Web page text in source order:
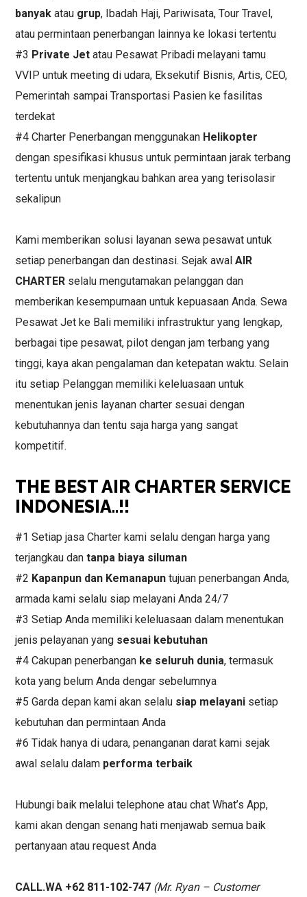
banyak atau grup, Ibadah Haji, Pariwisata, Tour Travel,
atau permintaan penerbangan lainnya ke lokasi tertentu
#3 Private Jet atau Pesawat Pribadi melayani tamu
VVIP untuk meeting di udara, Eksekutif Bisnis, Artis, CEO,
Pemerintah sampai Transportasi Pasien ke fasilitas
terdekat
#4 Charter Penerbangan menggunakan Helikopter
dengan spesifikasi khusus untuk permintaan jarak terbang
tertentu untuk menjangkau bahkan area yang terisolasir
sekalipun
Kami memberikan solusi layanan sewa pesawat untuk
setiap penerbangan dan destinasi. Sejak awalAIR
CHARTER selalu mengutamakan pelanggan dan
memberikan kesempurnaan untuk kepuasaan Anda. Sewa
Pesawat Jet ke Bali memiliki infrastruktur yang lengkap,
berbagai tipe pesawat, pilot dengan jam terbang yang
tinggi, kaya akan pengalaman dan ketepatan waktu. Selain
itu setiap Pelanggan memiliki keleluasaan untuk
menentukan jenis layanan charter sesuai dengan
kebutuhannya dan tentu saja harga yang sangat
kompetitif.
THE BEST AIR CHARTER SERVICE
INDONESIA..!!
#1 Setiap jasa Charter kami selalu dengan harga yang
terjangkau dantanpa biaya siluman
#2 Kapanpun dan Kemanapun tujuan penerbangan Anda,
armada kami selalu siap melayani Anda 24/7
#3 Setiap Anda memiliki keleluasaan dalam menentukan
jenis pelayanan yang sesuai kebutuhan
#4 Cakupan penerbangan ke seluruh dunia, termasuk
kota yang belum Anda dengar sebelumnya
#5 Garda depan kami akan selalu siap melayani setiap
kebutuhan dan permintaan Anda
#6 Tidak hanya di udara, penanganan darat kami sejak
awal selalu dalam performa terbaik
Hubungi baik melalui telephone atau chat What’s App,
kami akan dengan senang hati menjawab semua baik
pertanyaan atau request Anda
CALL.WA +62 811-102-747 (Mr. Ryan – Customer